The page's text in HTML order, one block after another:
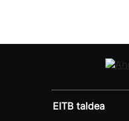
EITB taldea